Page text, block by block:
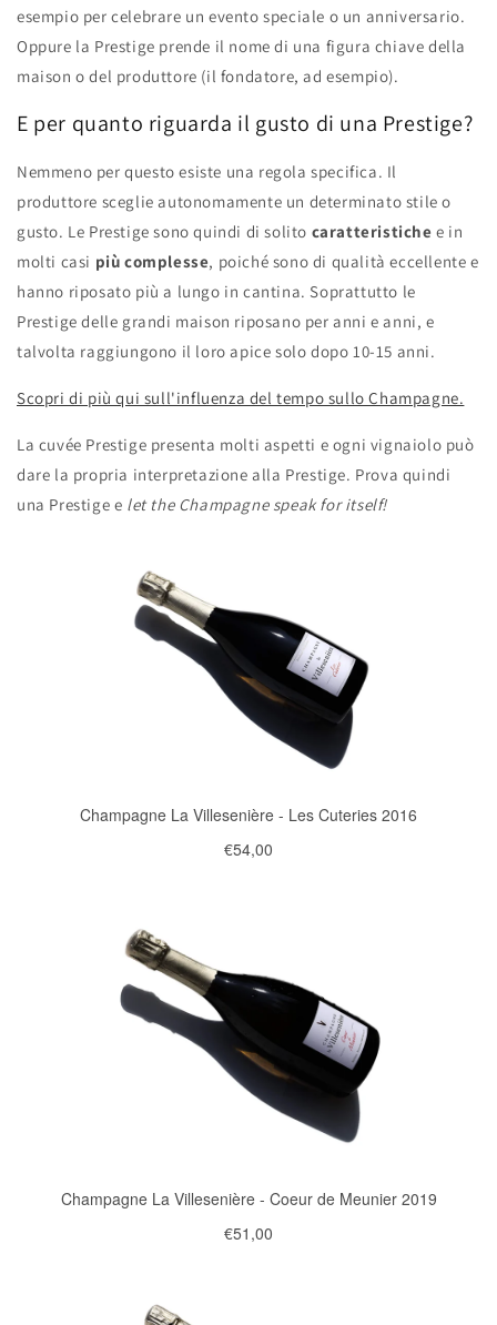
esempio per celebrare un evento speciale o un anniversario.
Oppure la Prestige prende il nome di una figura chiave della
maison o del produttore (il fondatore, ad esempio).
E per quanto riguarda il gusto di una Prestige?
Nemmeno per questo esiste una regola specifica. Il
produttore sceglie autonomamente un determinato stile o
gusto. Le Prestige sono quindi di solito caratteristiche e in
molti casi più complesse, poiché sono di qualità eccellente e
hanno riposato più a lungo in cantina. Soprattutto le
Prestige delle grandi maison riposano per anni e anni, e
talvolta raggiungono il loro apice solo dopo 10-15 anni.
Scopri di più qui sull'influenza del tempo sullo Champagne.
La cuvée Prestige presenta molti aspetti e ogni vignaiolo può
dare la propria interpretazione alla Prestige. Prova quindi
una Prestige e let the Champagne speak for itself!